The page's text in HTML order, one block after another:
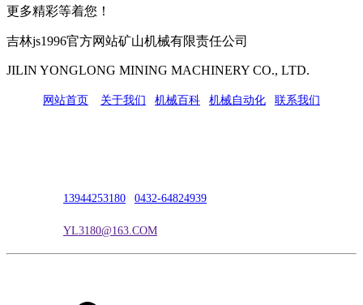
更多精彩等着您！
吉林js1996官方网站矿山机械有限责任公司
JILIN YONGLONG MINING MACHINERY CO., LTD.
网站首页 关于我们 机械百科 机械自动化 联系我们
13944253180 0432-64824939
YL3180@163.COM